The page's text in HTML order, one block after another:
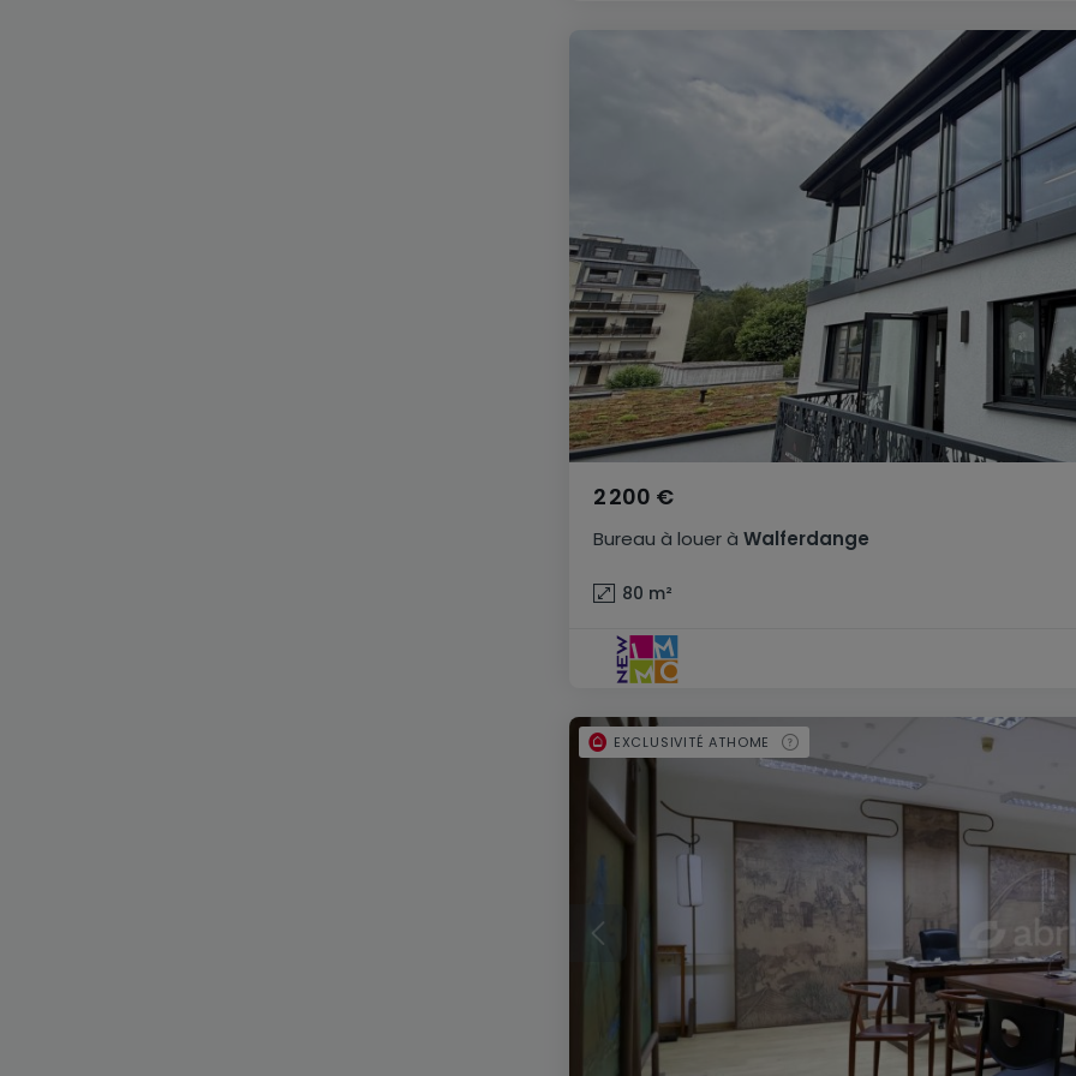
Bureau à louerà Walferdange
2 200 €
80 m²
EXCLUSIVITÉ ATHOME